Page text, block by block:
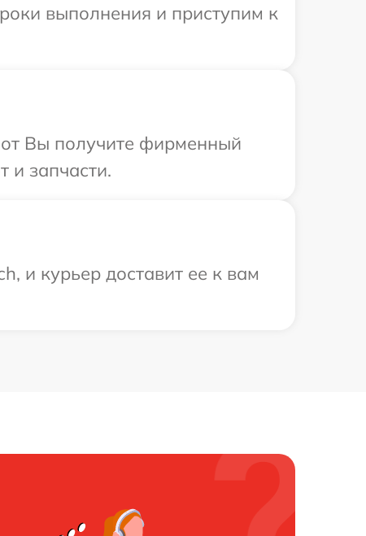
выполнения и приступим к
Вы получите фирменный
и запчасти.
и курьер доставит ее к вам